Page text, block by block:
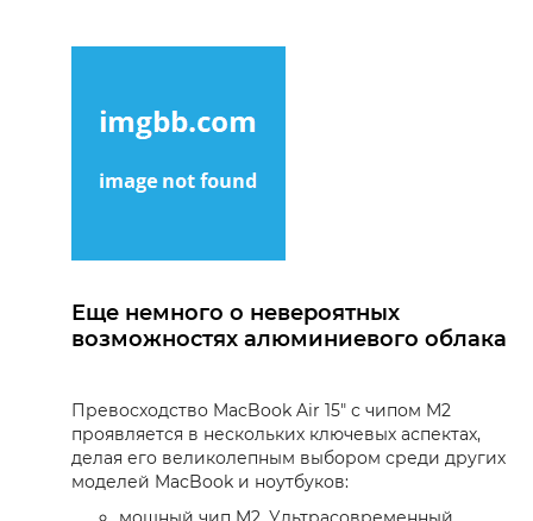
Еще немного о невероятных
возможностях алюминиевого облака
Превосходство MacBook Air 15" с чипом M2
проявляется в нескольких ключевых аспектах,
делая его великолепным выбором среди других
моделей MacBook и ноутбуков: